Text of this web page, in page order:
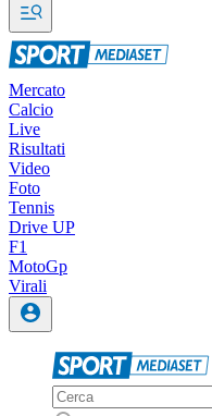
Mercato
Calcio
Live
Risultati
Video
Foto
Tennis
Drive UP
F1
MotoGp
Virali